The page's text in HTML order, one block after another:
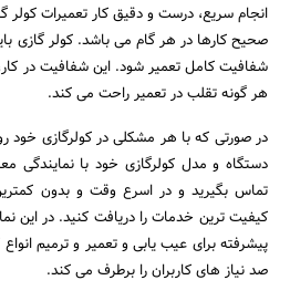
انجام سریع، درست و دقیق کار تعمیرات کولر
صحیح کارها در هر گام می باشد. کولر گازی
شفافیت کامل تعمیر شود. این شفافیت در
هر گونه تقلب در تعمیر راحت می کند.
در صورتی که با هر مشکلی در کولرگازی خود
دستگاه و مدل کولرگازی خود با نمایندگی
تماس بگیرید و در اسرع وقت و بدون
کیفیت ترین خدمات را دریافت کنید. در این
پیشرفته برای عیب یابی و تعمیر و ترمیم
صد نیاز های کاربران را برطرف می کند.